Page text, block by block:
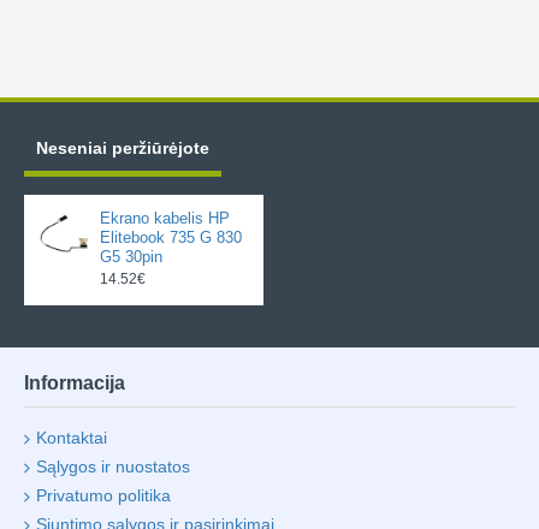
Neseniai peržiūrėjote
Ekrano kabelis HP
Elitebook 735 G 830
G5 30pin
14.52€
Informacija
Kontaktai
Sąlygos ir nuostatos
Privatumo politika
Siuntimo sąlygos ir pasirinkimai